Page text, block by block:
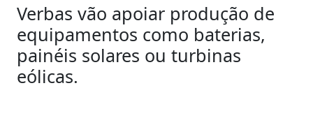
Verbas vão apoiar produção de
equipamentos como baterias,
painéis solares ou turbinas
eólicas.